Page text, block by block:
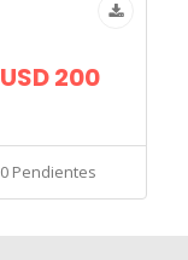
USD 200
0 Pendientes